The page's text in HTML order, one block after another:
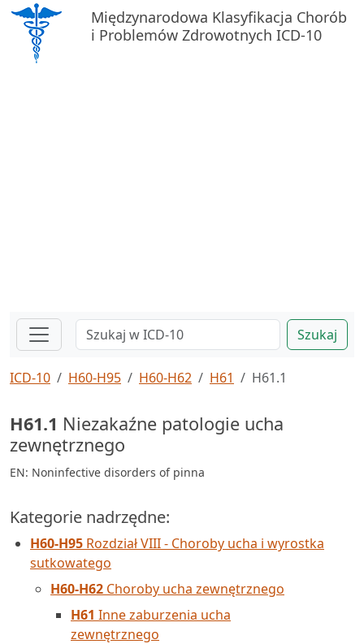
Międzynarodowa Klasyfikacja Chorób
i Problemów Zdrowotnych ICD-10
Szukaj
ICD-10 H60-H95 H60-H62 H61 H61.1
H61.1 Niezakaźne patologie ucha
zewnętrznego
EN: Noninfective disorders of pinna
Kategorie nadrzędne:
H60-H95 Rozdział VIII - Choroby ucha i wyrostka
sutkowatego
H60-H62 Choroby ucha zewnętrznego
H61 Inne zaburzenia ucha
zewnętrznego